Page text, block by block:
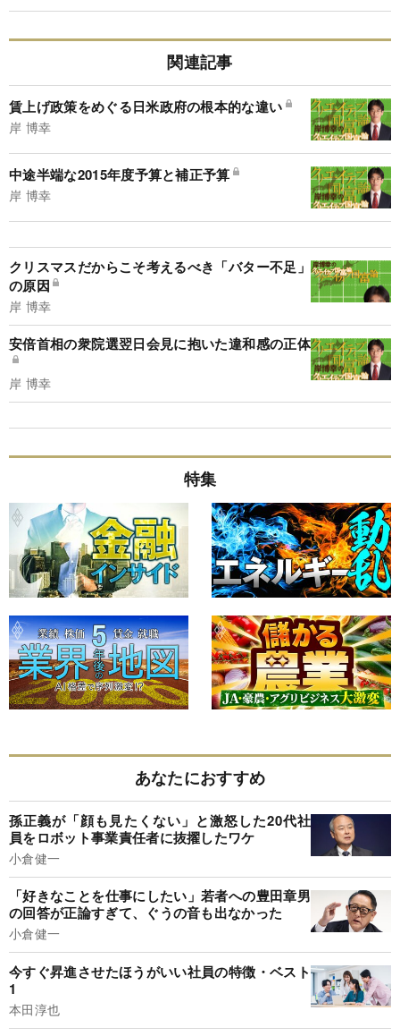
関連記事
賃上げ政策をめぐる日米政府の根本的な違い
岸 博幸
中途半端な2015年度予算と補正予算
岸 博幸
クリスマスだからこそ考えるべき「バター不足」
の原因
岸 博幸
安倍首相の衆院選翌日会見に抱いた違和感の正体
岸 博幸
特集
あなたにおすすめ
孫正義が「顔も見たくない」と激怒した20代社
員をロボット事業責任者に抜擢したワケ
小倉健一
「好きなことを仕事にしたい」若者への豊田章男
の回答が正論すぎて、ぐうの音も出なかった
小倉健一
今すぐ昇進させたほうがいい社員の特徴・ベスト
1
本田淳也